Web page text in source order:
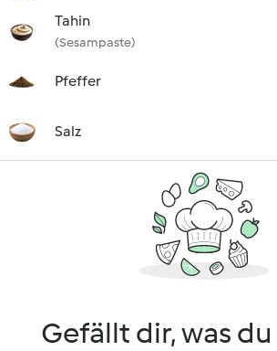
Tahin
(Sesampaste)
Pfeffer
Salz
Gefällt dir, was